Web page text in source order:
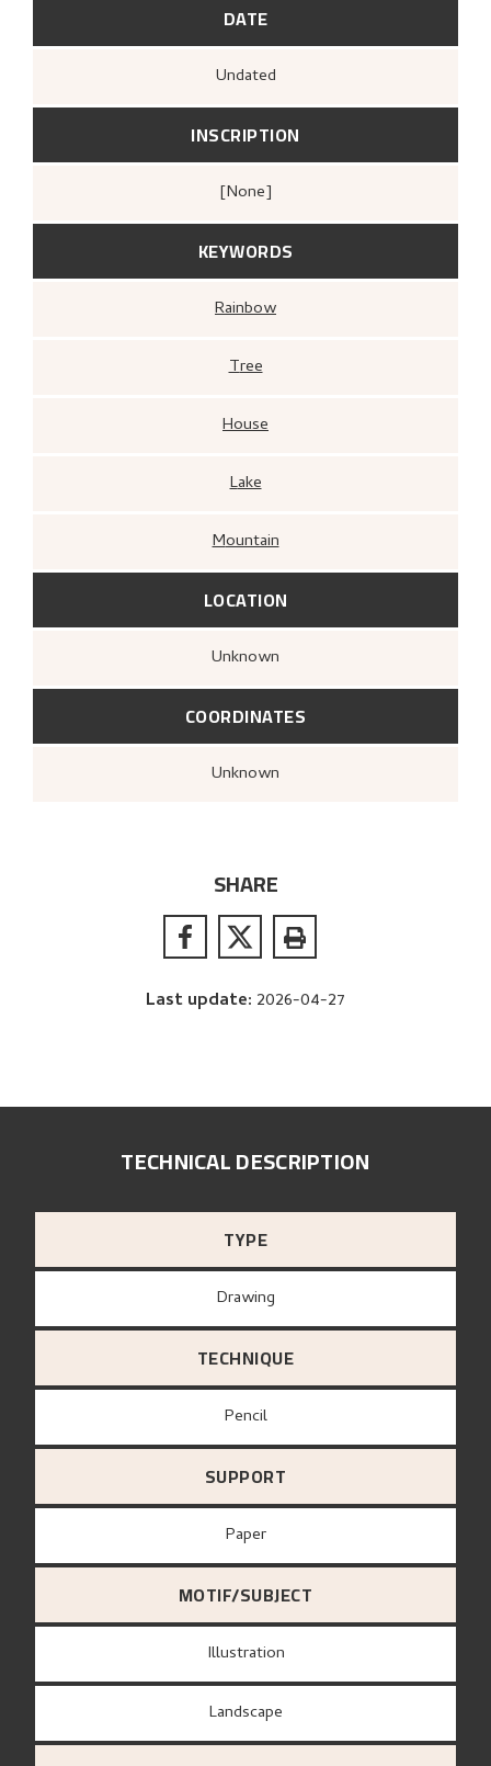
DATE
Undated
INSCRIPTION
[none]
KEYWORDS
Rainbow
Tree
House
Lake
Mountain
LOCATION
Unknown
COORDINATES
Unknown
SHARE
Last update: 2026-04-27
TECHNICAL DESCRIPTION
TYPE
Drawing
TECHNIQUE
Pencil
SUPPORT
paper
MOTIF/SUBJECT
Illustration
Landscape